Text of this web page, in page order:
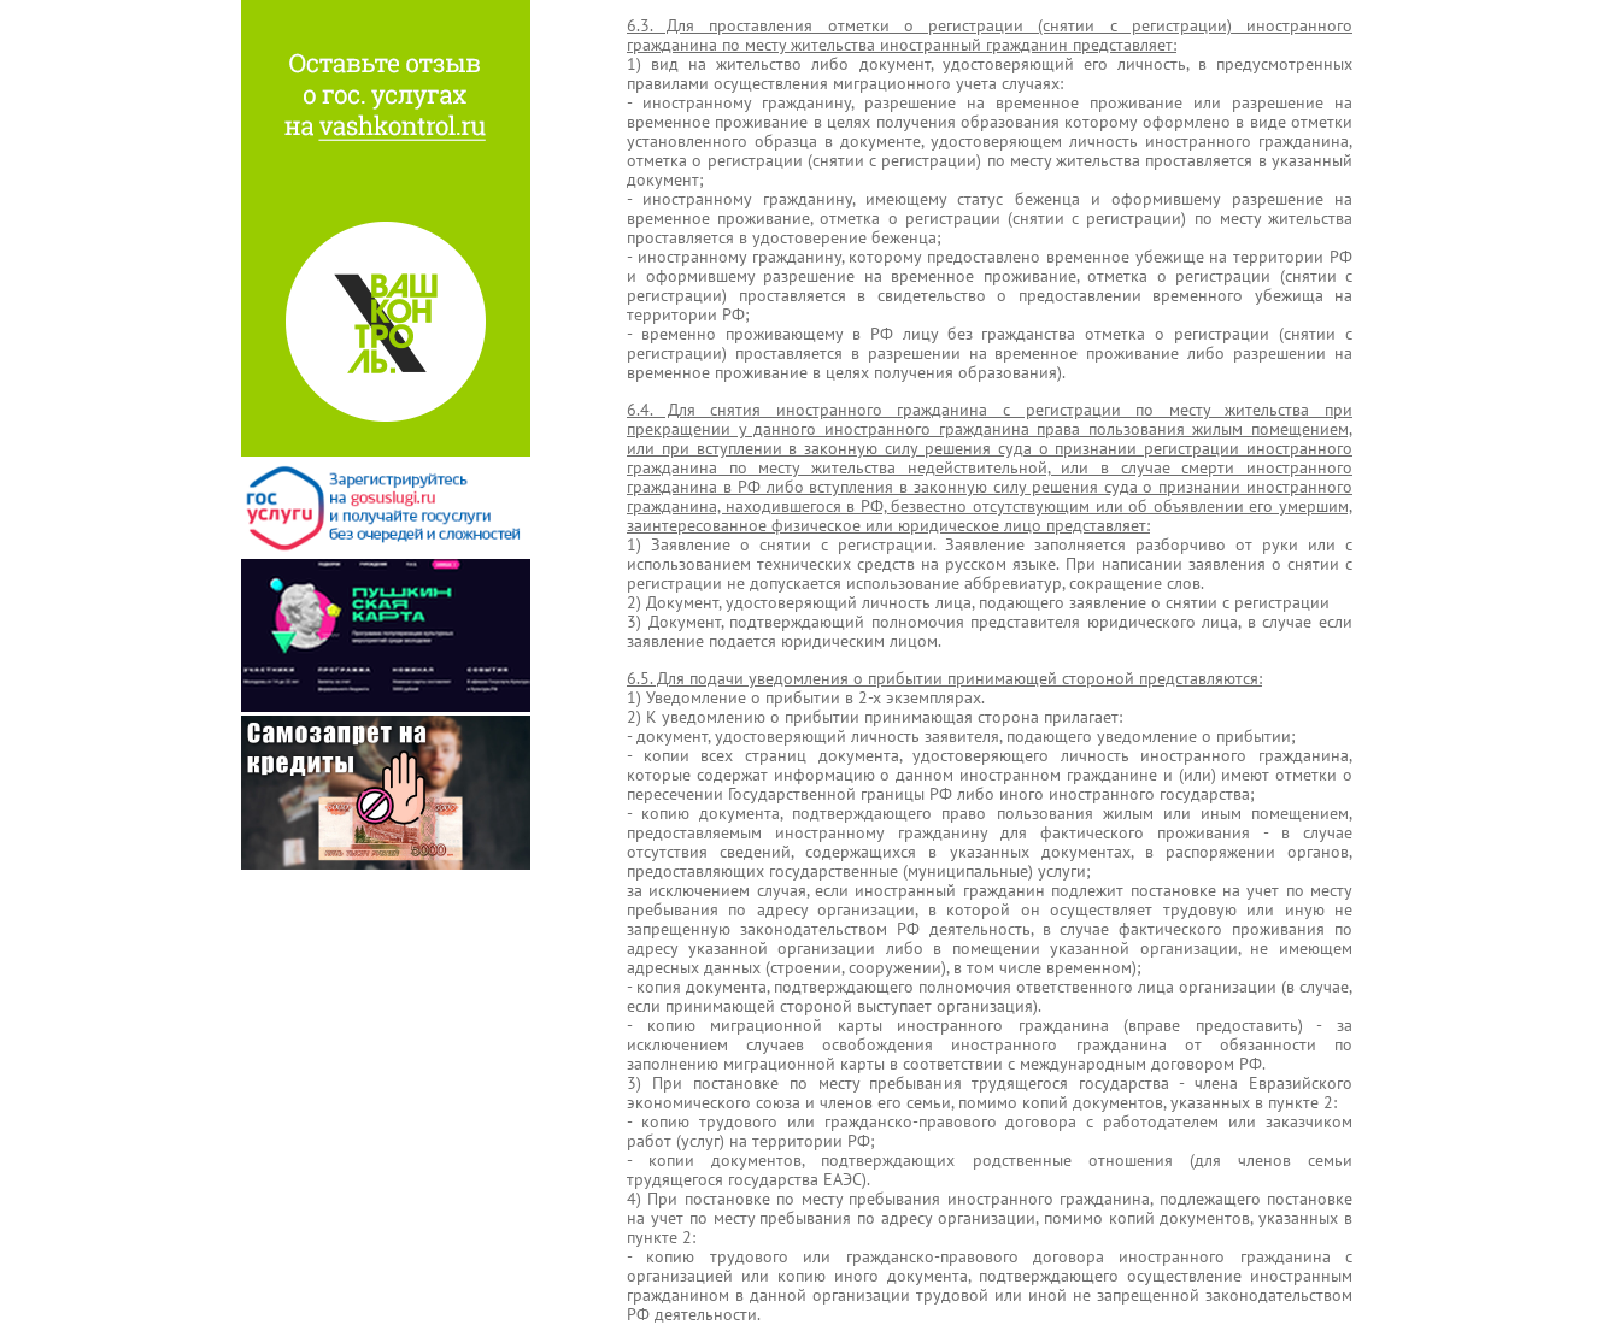
6.3. Для проставления отметки о регистрации (снятии с регистрации) иностранного
гражданина по месту жительства иностранный гражданин представляет:
1) вид на жительство либо документ, удостоверяющий его личность, в предусмотренных
правилами осуществления миграционного учета случаях:
- иностранному гражданину, разрешение на временное проживание или разрешение на
временное проживание в целях получения образования которому оформлено в виде отметки
установленного образца в документе, удостоверяющем личность иностранного гражданина,
отметка о регистрации (снятии с регистрации) по месту жительства проставляется в указанный
документ;
- иностранному гражданину, имеющему статус беженца и оформившему разрешение на
временное проживание, отметка о регистрации (снятии с регистрации) по месту жительства
проставляется в удостоверение беженца;
- иностранному гражданину, которому предоставлено временное убежище на территории РФ
и оформившему разрешение на временное проживание, отметка о регистрации (снятии с
регистрации) проставляется в свидетельство о предоставлении временного убежища на
территории РФ;
- временно проживающему в РФ лицу без гражданства отметка о регистрации (снятии с
регистрации) проставляется в разрешении на временное проживание либо разрешении на
временное проживание в целях получения образования).
6.4. Для снятия иностранного гражданина с регистрации по месту жительства при
прекращении у данного иностранного гражданина права пользования жилым помещением,
или при вступлении в законную силу решения суда о признании регистрации иностранного
гражданина по месту жительства недействительной, или в случае смерти иностранного
гражданина в РФ либо вступления в законную силу решения суда о признании иностранного
гражданина, находившегося в РФ, безвестно отсутствующим или об объявлении его умершим,
заинтересованное физическое или юридическое лицо представляет:
1) Заявление о снятии с регистрации. Заявление заполняется разборчиво от руки или с
использованием технических средств на русском языке. При написании заявления о снятии с
регистрации не допускается использование аббревиатур, сокращение слов.
2) Документ, удостоверяющий личность лица, подающего заявление о снятии с регистрации
3) Документ, подтверждающий полномочия представителя юридического лица, в случае если
заявление подается юридическим лицом.
6.5. Для подачи уведомления о прибытии принимающей стороной представляются:
1) Уведомление о прибытии в 2-х экземплярах.
2) К уведомлению о прибытии принимающая сторона прилагает:
- документ, удостоверяющий личность заявителя, подающего уведомление о прибытии;
- копии всех страниц документа, удостоверяющего личность иностранного гражданина,
которые содержат информацию о данном иностранном гражданине и (или) имеют отметки о
пересечении Государственной границы РФ либо иного иностранного государства;
- копию документа, подтверждающего право пользования жилым или иным помещением,
предоставляемым иностранному гражданину для фактического проживания - в случае
отсутствия сведений, содержащихся в указанных документах, в распоряжении органов,
предоставляющих государственные (муниципальные) услуги;
за исключением случая, если иностранный гражданин подлежит постановке на учет по месту
пребывания по адресу организации, в которой он осуществляет трудовую или иную не
запрещенную законодательством РФ деятельность, в случае фактического проживания по
адресу указанной организации либо в помещении указанной организации, не имеющем
адресных данных (строении, сооружении), в том числе временном);
- копия документа, подтверждающего полномочия ответственного лица организации (в случае,
если принимающей стороной выступает организация).
- копию миграционной карты иностранного гражданина (вправе предоставить) - за
исключением случаев освобождения иностранного гражданина от обязанности по
заполнению миграционной карты в соответствии с международным договором РФ.
3) При постановке по месту пребывания трудящегося государства - члена Евразийского
экономического союза и членов его семьи, помимо копий документов, указанных в пункте 2:
- копию трудового или гражданско-правового договора с работодателем или заказчиком
работ (услуг) на территории РФ;
- копии документов, подтверждающих родственные отношения (для членов семьи
трудящегося государства ЕАЭС).
4) При постановке по месту пребывания иностранного гражданина, подлежащего постановке
на учет по месту пребывания по адресу организации, помимо копий документов, указанных в
пункте 2:
- копию трудового или гражданско-правового договора иностранного гражданина с
организацией или копию иного документа, подтверждающего осуществление иностранным
гражданином в данной организации трудовой или иной не запрещенной законодательством
РФ деятельности.